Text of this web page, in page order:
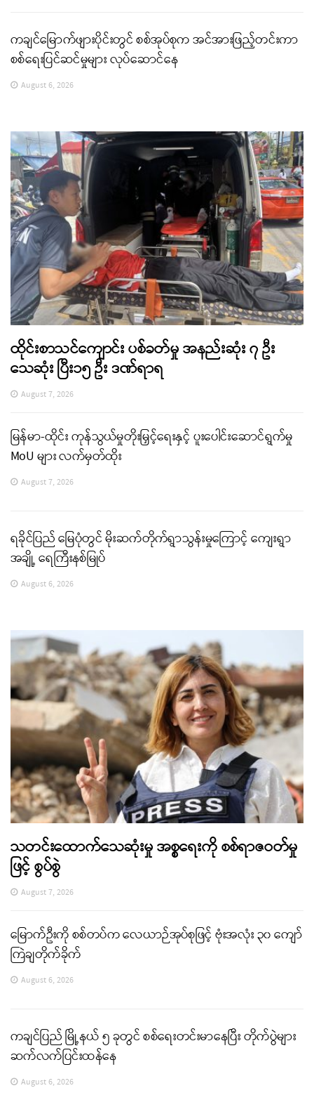
ကချင်မြောက်ဖျားပိုင်းတွင် စစ်အုပ်စုက အင်အားဖြည့်တင်းကာ
စစ်ရေးပြင်ဆင်မှုများ လုပ်ဆောင်နေ
August 6, 2026
ထိုင်းစာသင်ကျောင်း ပစ်ခတ်မှု အနည်းဆုံး ၇ ဦး
သေဆုံး ပြီး၁၅ ဦး ဒဏ်ရာရ
August 7, 2026
မြန်မာ-ထိုင်း ကုန်သွယ်မှုတိုးမြှင့်ရေးနှင့် ပူးပေါင်းဆောင်ရွက်မှု
MoU များ လက်မှတ်ထိုး
August 7, 2026
ရခိုင်ပြည် မြေပုံတွင် မိုးဆက်တိုက်ရွာသွန်းမှုကြောင့် ကျေးရွာ
အချို့ ရေကြီးနစ်မြုပ်
August 6, 2026
သတင်းထောက်သေဆုံးမှု အစ္စရေးကို စစ်ရာဇဝတ်မှု
ဖြင့် စွပ်စွဲ
August 7, 2026
မြောက်ဦးကို စစ်တပ်က လေယာဉ်အုပ်စုဖြင့် ဗုံးအလုံး ၃၀ ကျော်
ကြဲချတိုက်ခိုက်
August 6, 2026
ကချင်ပြည် မြို့နယ် ၅ ခုတွင် စစ်ရေးတင်းမာနေပြီး တိုက်ပွဲများ
ဆက်လက်ပြင်းထန်နေ
August 6, 2026